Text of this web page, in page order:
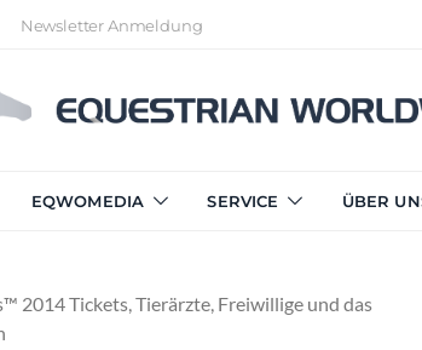
Newsletter Anmeldung
EQWOMEDIA SERVICE ÜBER
2014 Tickets, Tierärzte, Freiwillige und das